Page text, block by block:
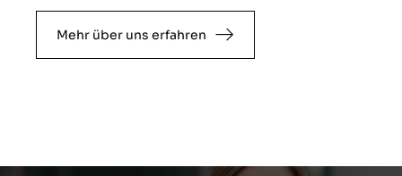
Mehr über uns erfahren